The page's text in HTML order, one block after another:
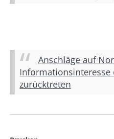
Anschläge auf
Informationsinteresse
zurücktreten